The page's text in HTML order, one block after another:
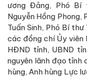
ương Đảng, Phó Bí
Nguyễn Hồng
Tuấn Sinh, Phó Bí
các đồng chí Ủy viên
HĐND tỉnh, UBND
nguyên lãnh đạo tỉnh
hùng, Anh hùng Lực